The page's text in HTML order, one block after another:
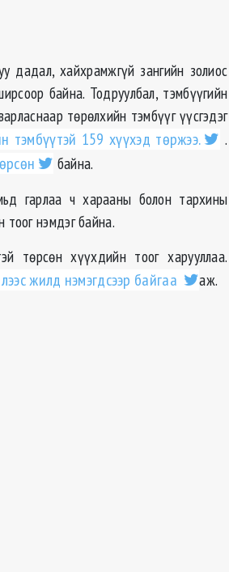
дадал, хайхрамжгүй зангийн золиос
байна. Тодруулбал, тэмбүүгийн
төрөлхийн тэмбүүг үүсгэдэг
тэмбүүтэй 159 хүүхэд төржээ. .
байна.
гарлаа ч харааны болон тархины
тоог нэмдэг байна.
төрсөн хүүхдийн тоог харууллаа.
жилд нэмэгдсээр байгаа аж.